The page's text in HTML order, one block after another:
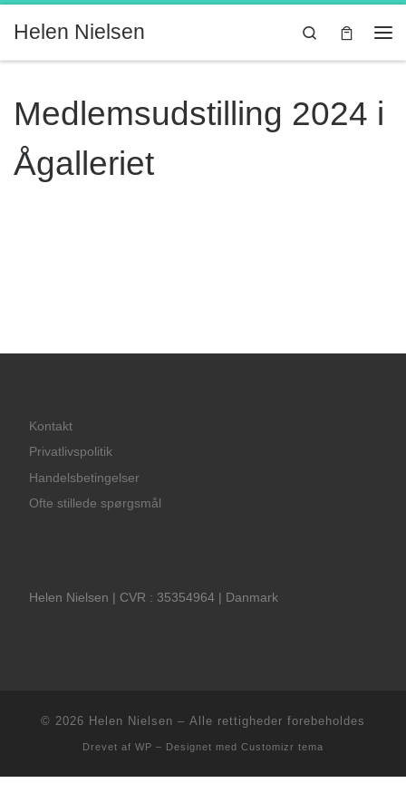
Fortsæt til indhold
Helen Nielsen
Search
Medlemsudstilling 2024 i
Ågalleriet
Kontakt
Privatlivspolitik
Handelsbetingelser
Ofte stillede spørgsmål
Helen Nielsen | CVR : 35354964 | Danmark
© 2026 Helen Nielsen – Alle rettigheder forebeholdes
Drevet af WP – Designet med Customizr tema